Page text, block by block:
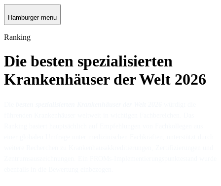
Hamburger menu
Ranking
Die besten spezialisierten
Krankenhäuser der Welt 2026